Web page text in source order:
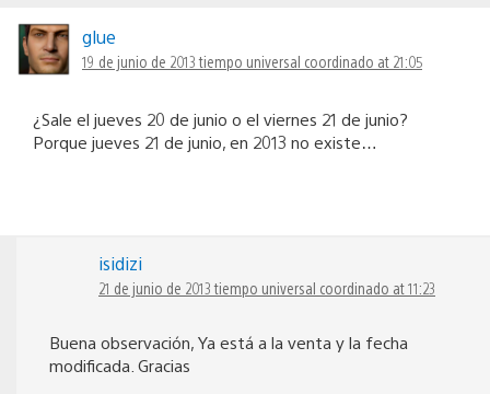
glue
19 de junio de 2013 tiempo universal coordinado at 21:05
¿Sale el jueves 20 de junio o el viernes 21 de junio?
Porque jueves 21 de junio, en 2013 no existe…
isidizi
21 de junio de 2013 tiempo universal coordinado at 11:23
Buena observación, Ya está a la venta y la fecha
modificada. Gracias